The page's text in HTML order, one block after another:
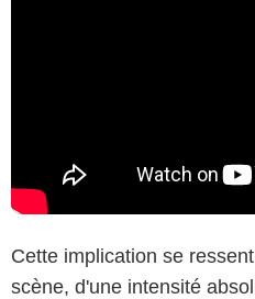
Cette implication se
scène, d'une intensité